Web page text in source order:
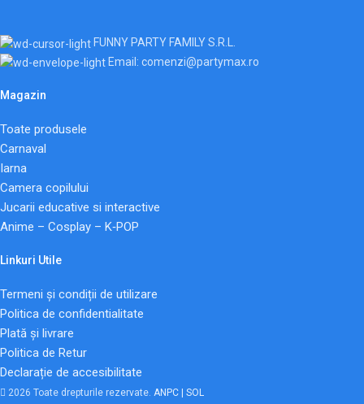
FUNNY PARTY FAMILY S.R.L.
Email: comenzi@partymax.ro
Magazin
Toate produsele
Carnaval
Iarna
Camera copilului
Jucarii educative si interactive
Anime – Cosplay – K‑POP
Linkuri Utile
Termeni și condiții de utilizare
Politica de confidentialitate
Plată și livrare
Politica de Retur
Declarație de accesibilitate
2026 Toate drepturile rezervate. ANPC | SOL